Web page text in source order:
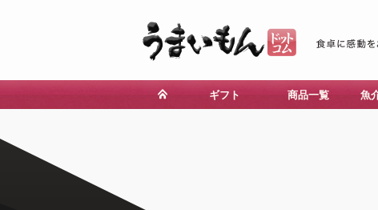
ギフト 商品一覧 魚